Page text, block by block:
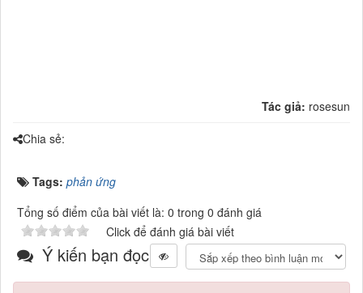
Tác giả: rosesun
Chia sẻ:
Tags: phản ứng
Tổng số điểm của bài viết là: 0 trong 0 đánh giá
Click để đánh giá bài viết
Ý kiến bạn đọc